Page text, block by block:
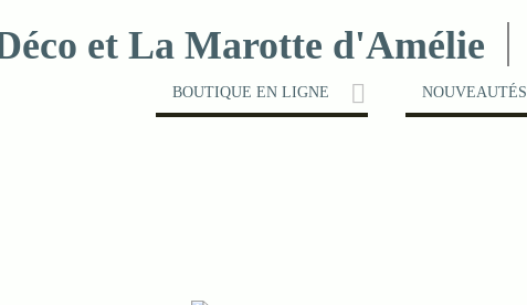
et La Marotte d'Amélie
BOUTIQUE EN LIGNE NOUVEAUTÉS